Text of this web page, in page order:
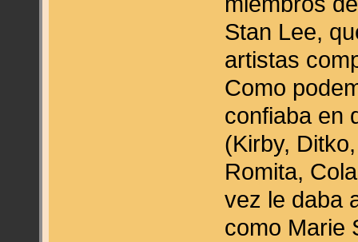
Stan Lee,
artistas
Como
confiaba en
(Kirby,
Romita,
vez le daba
como Marie